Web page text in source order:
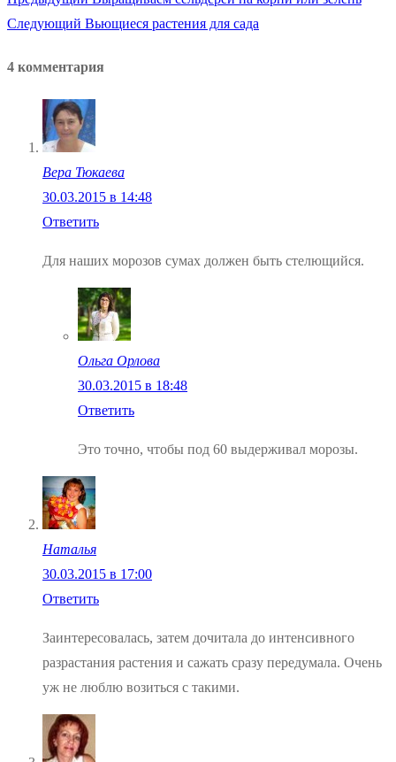
записям
запись:
Следующий Следующая
Вьющиеся растения для сада
4 комментария
Вера Тюкаева
30.03.2015 в 14:48
Ответить
Для наших морозов сумах должен быть стелющийся.
Ольга Орлова
30.03.2015 в 18:48
Ответить
Это точно, чтобы под 60 выдерживал морозы.
Наталья
30.03.2015 в 17:00
Ответить
Заинтересовалась, затем дочитала до интенсивного
разрастания растения и сажать сразу передумала. Очень
уж не люблю возиться с такими.